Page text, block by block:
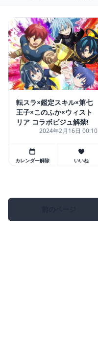
転スラ×鑑定スキル×第七
王子×このふか×ウィスト
リア コラボビジュ解禁!
2024年2月16日 00:10
カレンダー解除 いいね